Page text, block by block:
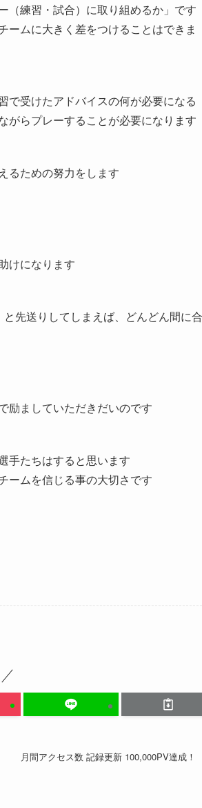
（練習・試合）に取り組めるか」です
ームに大きく差をつけることはできま
で受けたアドバイスの何が必要になる
がらプレーすることが必要になります
るための努力をします
けになります
先送りしてしまえば、どんどん間に合
励ましていただきだいのです
手たちはすると思います
ームを信じる事の大切さです
月間アクセス数 記録更新 100,000PV達成！